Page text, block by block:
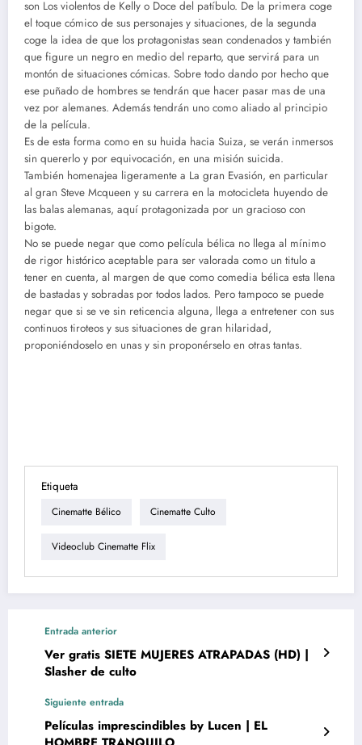
son Los violentos de Kelly o Doce del patíbulo. De la primera coge
el toque cómico de sus personajes y situaciones, de la segunda
coge la idea de que los protagonistas sean condenados y también
que figure un negro en medio del reparto, que servirá para un
montón de situaciones cómicas. Sobre todo dando por hecho que
ese puñado de hombres se tendrán que hacer pasar mas de una
vez por alemanes. Además tendrán uno como aliado al principio
de la película.
Es de esta forma como en su huida hacia Suiza, se verán inmersos
sin quererlo y por equivocación, en una misión suicida.
También homenajea ligeramente a La gran Evasión, en particular
al gran Steve Mcqueen y su carrera en la motocicleta huyendo de
las balas alemanas, aquí protagonizada por un gracioso con
bigote.
No se puede negar que como película bélica no llega al mínimo
de rigor histórico aceptable para ser valorada como un titulo a
tener en cuenta, al margen de que como comedia bélica esta llena
de bastadas y sobradas por todos lados. Pero tampoco se puede
negar que si se ve sin reticencia alguna, llega a entretener con sus
continuos tiroteos y sus situaciones de gran hilaridad,
proponiéndoselo en unas y sin proponérselo en otras tantas.
Etiqueta
Cinematte Bélico Cinematte Culto
Videoclub Cinematte Flix
Entrada anterior
Ver gratis SIETE MUJERES ATRAPADAS (HD) |
Slasher de culto
Siguiente entrada
Películas imprescindibles by Lucen | EL